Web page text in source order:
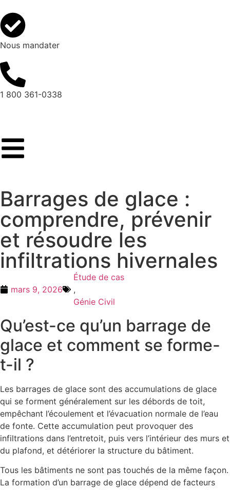
Nous mandater
1 800 361-0338
Barrages de glace :
comprendre, prévenir
et résoudre les
infiltrations hivernales
mars 9, 2026
Étude de cas
,
Génie Civil
Qu’est-ce qu’un barrage de
glace et comment se forme-
t-il ?
Les barrages de glace sont des accumulations de glace
qui se forment généralement sur les débords de toit,
empêchant l’écoulement et l’évacuation normale de l’eau
de fonte. Cette accumulation peut provoquer des
infiltrations dans l’entretoit, puis vers l’intérieur des murs et
du plafond, et détériorer la structure du bâtiment.
Tous les bâtiments ne sont pas touchés de la même façon.
La formation d’un barrage de glace dépend de facteurs